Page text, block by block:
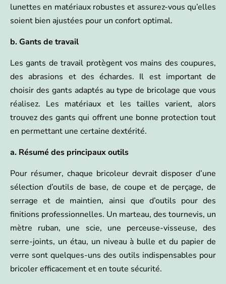
lunettes en matériaux robustes et assurez-vous qu’elles
soient bien ajustées pour un confort optimal.
b. Gants de travail
Les gants de travail protègent vos mains des coupures,
des abrasions et des échardes. Il est important de
choisir des gants adaptés au type de bricolage que vous
réalisez. Les matériaux et les tailles varient, alors
trouvez des gants qui offrent une bonne protection tout
en permettant une certaine dextérité.
a. Résumé des principaux outils
Pour résumer, chaque bricoleur devrait disposer d’une
sélection d’outils de base, de coupe et de perçage, de
serrage et de maintien, ainsi que d’outils pour des
finitions professionnelles. Un marteau, des tournevis, un
mètre ruban, une scie, une perceuse-visseuse, des
serre-joints, un étau, un niveau à bulle et du papier de
verre sont quelques-uns des outils indispensables pour
bricoler efficacement et en toute sécurité.